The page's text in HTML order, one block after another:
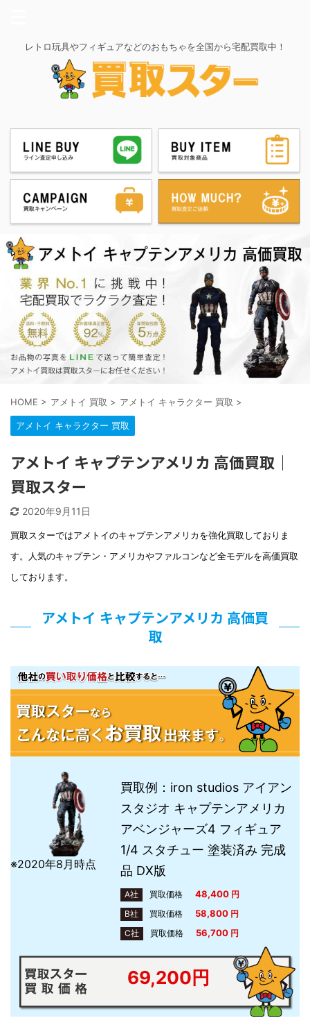
レトロ玩具やフィギュアなどのおもちゃを全国から宅配買取中！
HOME > アメトイ 買取 > アメトイ キャラクター 買取 >
アメトイ キャラクター 買取
アメトイ キャプテンアメリカ 高価買取｜
買取スター
2020年9月11日
買取スターではアメトイのキャプテンアメリカを強化買取しておりま
す。人気のキャプテン・アメリカやファルコンなど全モデルを高価買取
しております。
アメトイ キャプテンアメリカ 高価買
取
買取例：iron studios アイアン
スタジオ キャプテンアメリカ
アベンジャーズ4 フィギュア
1/4 スタチュー 塗装済み 完成
品 DX版
A社 買取価格 48,400円
B社
買取価格 58,800円
C社
買取価格 56,700 円
※2020年8月時点
69,200円